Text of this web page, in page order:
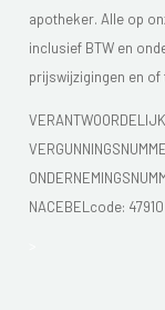
apotheker. Alle op
inclusief BTW en
prijswijzigingen en of
NACEBELcode: 47910